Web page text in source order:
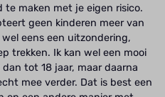
maken met je eigen risico.
geen kinderen meer van
eens een uitzondering,
trekken. Ik kan wel een mooi
tot 18 jaar, maar daarna
mee verder. Dat is best een